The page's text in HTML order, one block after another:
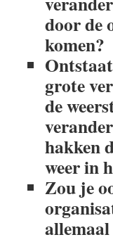
door de
komen?
grote
de
hakken
weer in
Zou je